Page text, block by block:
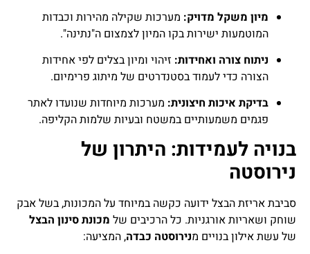
מיון משקל מדויק: מערכות שקילה מהירות וכבדות
המוטמעות ישירות בקו המיון לצמצום ה"נתינה".
ניתוח צורה ואחידות: זיהוי ומיון בצלים לפי אחידות
הצורה כדי לעמוד בסטנדרטים של מיתוג פרימיום.
בדיקת איכות חיצונית: מערכות מיוחדות שנועדו לאתר
פגמים משמעותיים במשטח ובעיות שלמות הקליפה.
בנויה לעמידות: היתרון של
נירוסטה
סביבת אריזת הבצל ידועה כקשה במיוחד על המכונות, בשל אבק
שוחק ושאריות אורגניות. כל הרכיבים של מכונת סינון הבצל
של עשת אילון בנויים מנירוסטה כבדה, המציעה: